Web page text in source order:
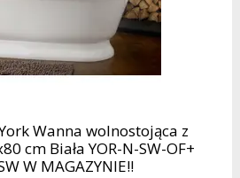
Wanna wolnostojąca z
cm Biała YOR-N-SW-OF+
W MAGAZYNIE!!